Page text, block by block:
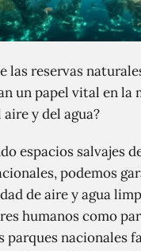
las reservas
un papel vital en la
y del agua?
espacios salvajes
podemos
de aire y agua
humanos como
parques nacionales